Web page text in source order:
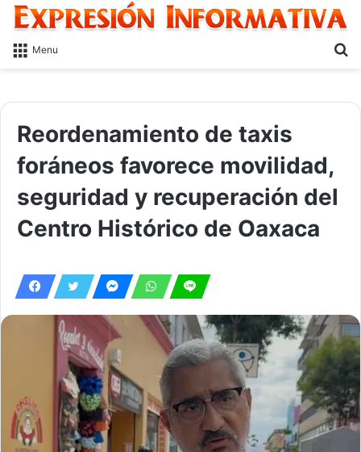
Menu
Reordenamiento de taxis
foráneos favorece movilidad,
seguridad y recuperación del
Centro Histórico de Oaxaca